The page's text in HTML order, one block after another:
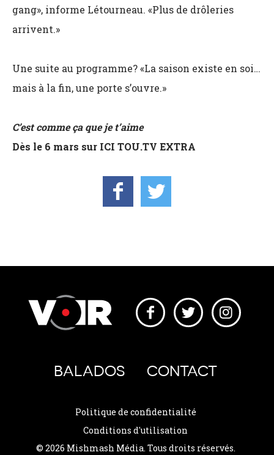
gang», informe Létourneau. «Plus de drôleries
arrivent.»
Une suite au programme? «La saison existe en soi…
mais à la fin, une porte s’ouvre.»
C’est comme ça que je t’aime
Dès le 6 mars sur ICI TOU.TV EXTRA
BALADOS CONTACT
Politique de confidentialité
Conditions d'utilisation
© 2026 Mishmash Média. Tous droits réservés.